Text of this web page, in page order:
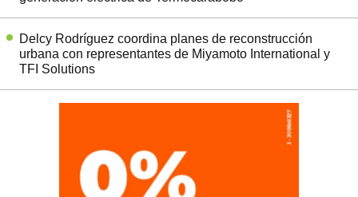
Delcy Rodríguez coordina planes de reconstrucción
urbana con representantes de Miyamoto International y
TFI Solutions